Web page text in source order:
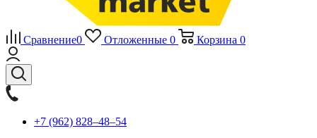
Сравнение0 Отложенные 0 Корзина 0
+7 (962) 828‒48‒54